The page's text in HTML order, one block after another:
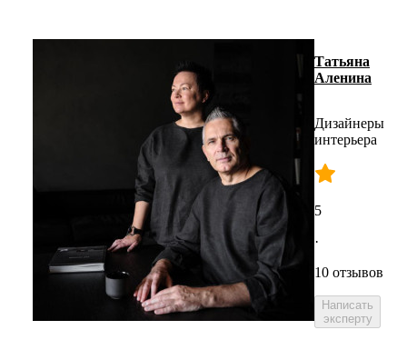
Татьяна
Аленина
Дизайнеры
интерьера
5
·
10 отзывов
Написать
эксперту